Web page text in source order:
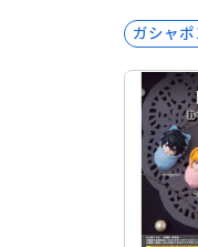
ガシャポ